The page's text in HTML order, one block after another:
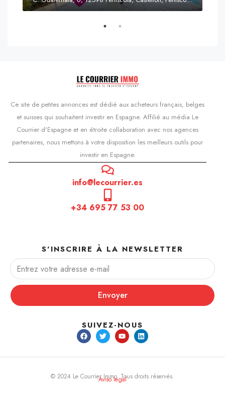
Ce site de petites annonces est dédié aux acheteurs français, belges
et suisses qui souhaitent investir en Espagne. Affilié au média Le
Courrier d'Espagne et en étroite collaboration avec nos agences
partenaires, nous mettons à votre disposition les meilleurs outils pour
investir en Espagne.
info@lecourrier.es
+34 695 77 53 00
S'INSCRIRE À LA NEWSLETTER
Envoyer
SUIVEZ-NOUS
© 2024 Le Courrier Immo. Tous droits réservés.
Aviso legal